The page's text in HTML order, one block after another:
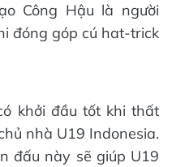
Công Hậu là người
đóng góp cú hat-trick
khởi đầu tốt khi thất
nhà U19 Indonesia.
đấu này sẽ giúp U19